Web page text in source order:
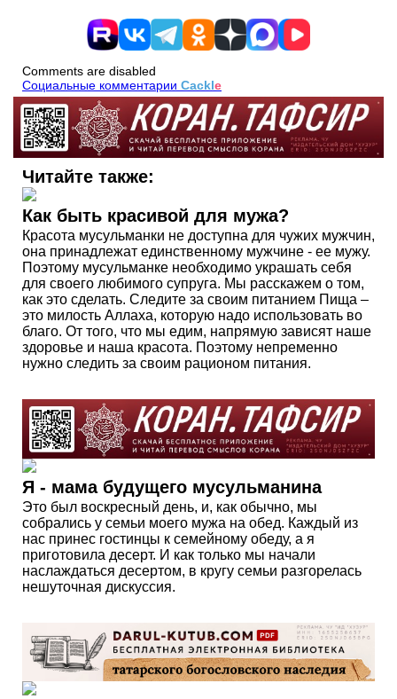
Comments are disabled
Социальные комментарии Cackle
Читайте также:
Как быть красивой для мужа?
Красота мусульманки не доступна для чужих мужчин,
она принадлежат единственному мужчине - ее мужу.
Поэтому мусульманке необходимо украшать себя
для своего любимого супруга. Мы расскажем о том,
как это сделать. Следите за своим питанием Пища –
это милость Аллаха, которую надо использовать во
благо. От того, что мы едим, напрямую зависят наше
здоровье и наша красота. Поэтому непременно
нужно следить за своим рационом питания.
Я - мама будущего мусульманина
Это был воскресный день, и, как обычно, мы
собрались у семьи моего мужа на обед. Каждый из
нас принес гостинцы к семейному обеду, а я
приготовила десерт. И как только мы начали
наслаждаться десертом, в кругу семьи разгорелась
нешуточная дискуссия.